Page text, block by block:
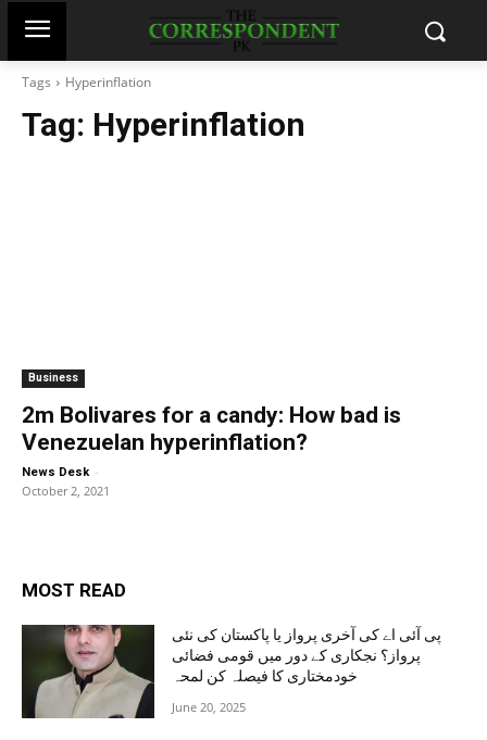
Tags Hyperinflation
Tag: Hyperinflation
Business
2m Bolivares for a candy: How bad is
Venezuelan hyperinflation?
News Desk -
October 2, 2021
MOST READ
پی آئی اے کی آخری پرواز یا پاکستان کی نئی
پرواز؟ نجکاری کے دور میں قومی فضائی
خودمختاری کا فیصلہ کن لمحہ
June 20, 2025